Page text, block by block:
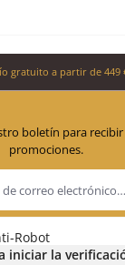
gratuito a partir de 449
boletín para
promociones.
Robot
iniciar la